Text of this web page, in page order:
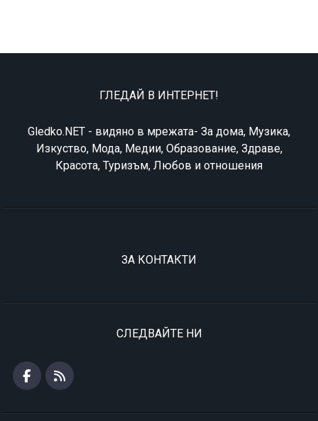
ГЛЕДАЙ В ИНТЕРНЕТ!
Gledko.NET - видяно в мрежата- За дома, Музика,
Изкуство, Мода, Медии, Образование, Здраве,
Красота, Туризъм, Любов и отношения
ЗА КОНТАКТИ
СЛЕДВАЙТЕ НИ